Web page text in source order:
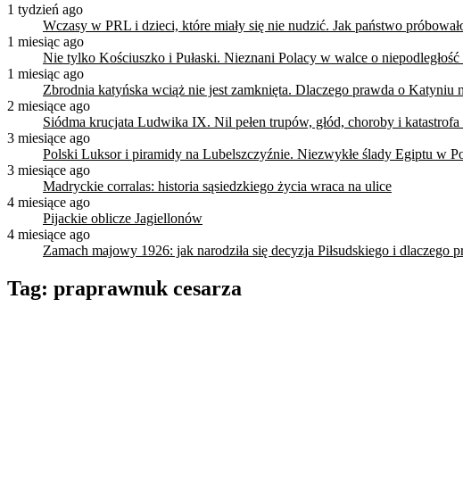
1 tydzień ago
Wczasy w PRL i dzieci, które miały się nie nudzić. Jak państwo
1 miesiąc ago
Nie tylko Kościuszko i Pułaski. Nieznani Polacy w walce o
1 miesiąc ago
Zbrodnia katyńska wciąż nie jest zamknięta. Dlaczego prawda o Katyniu
2 miesiące ago
Siódma krucjata Ludwika IX. Nil pełen trupów, głód, choroby i
3 miesiące ago
Polski Luksor i piramidy na Lubelszczyźnie. Niezwykłe ślady Egiptu w
3 miesiące ago
Madryckie corralas: historia sąsiedzkiego życia wraca na ulice
4 miesiące ago
Pijackie oblicze Jagiellonów
4 miesiące ago
Zamach majowy 1926: jak narodziła się decyzja Piłsudskiego i dlaczego
Tag: praprawnuk cesarza